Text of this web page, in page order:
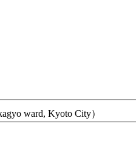
ward, Kyoto City）